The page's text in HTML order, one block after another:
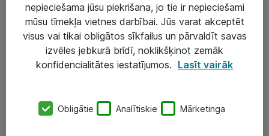
IT infrastruktūra
Darba vietu IT risinājumi
Serveri un datu centri
SIA „ATEA”
nepieciešama jūsu piekrišana, jo tie ir nepieciešami
mūsu tīmekļa vietnes darbībai. Jūs varat akceptēt
visus vai tikai obligātos sīkfailus un pārvaldīt savas
izvēles jebkurā brīdī, noklikšķinot zemāk
konfidencialitātes iestatījumos. Lasīt vairāk
Obligātie Analītiskie Mārketinga